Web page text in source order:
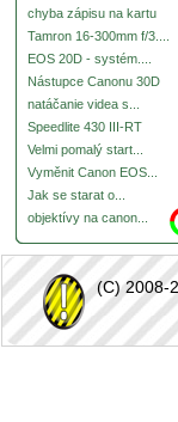
chyba zápisu na kartu
Tamron 16-300mm f/3....
EOS 20D - systém....
Nástupce Canonu 30D
natáčanie videa s...
Speedlite 430 III-RT
Velmi pomalý start...
Vyměnit Canon EOS...
Jak se starat o...
objektívy na canon...
(C) 2008-